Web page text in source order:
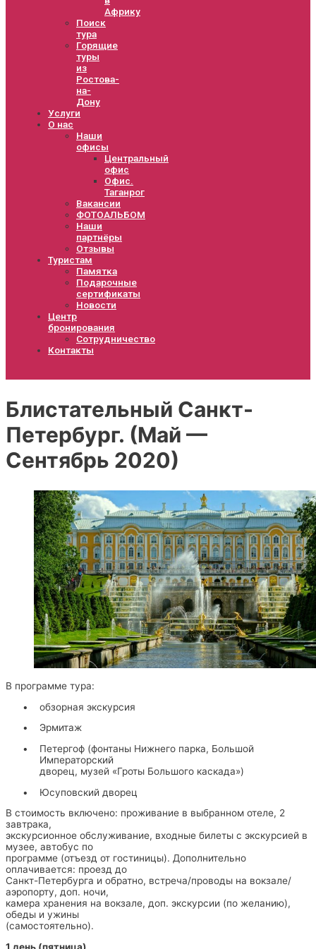
Африку
Поиск
тура
Горящие
туры
из
Ростова-
на-
Дону
Услуги
О нас
Наши
офисы
Центральный
офис
Офис.
Таганрог
Вакансии
ФОТОАЛЬБОМ
Наши
партнёры
Отзывы
Туристам
Памятка
Подарочные
сертификаты
Новости
Центр
бронирования
Сотрудничество
Контакты
Блистательный Санкт-
Петербург. (Май —
Сентябрь 2020)
В программе тура:
•
обзорная экскурсия
•
Эрмитаж
•
Петергоф (фонтаны Нижнего парка, Большой
Императорский
дворец, музей «Гроты Большого каскада»)
•
Юсуповский дворец
В стоимость включено: проживание в выбранном отеле, 2
завтрака,
экскурсионное обслуживание, входные билеты с экскурсией в
музее, автобус по
программе (отъезд от гостиницы). Дополнительно
оплачивается: проезд до
Санкт-Петербурга и обратно, встреча/проводы на вокзале/
аэропорту, доп. ночи,
камера хранения на вокзале, доп. экскурсии (по желанию),
обеды и ужины
(самостоятельно).